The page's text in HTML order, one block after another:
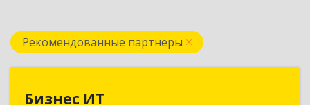
Рекомендованные партнеры
Бизнес ИТ